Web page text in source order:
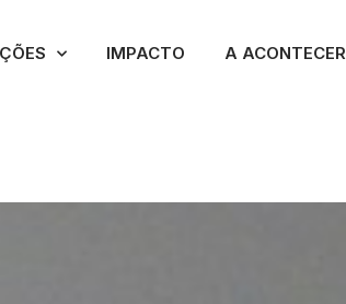
IMPACTO A ACONTECER